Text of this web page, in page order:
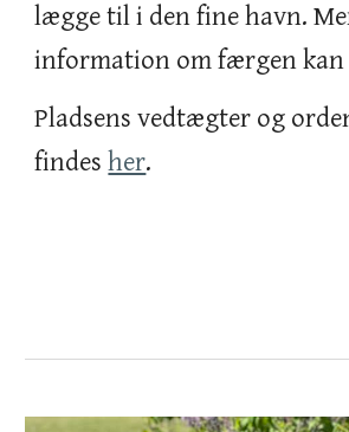
lægge til i den fine havn.
information om færgen
Pladsens vedtægter og
findesher.